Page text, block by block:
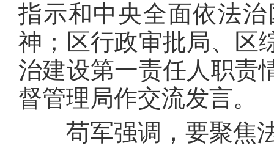
指示和中央全面依法
神；区行政审批局、区
治建设第一责任人职责
督管理局作交流发言。
苟军强调，要聚焦法